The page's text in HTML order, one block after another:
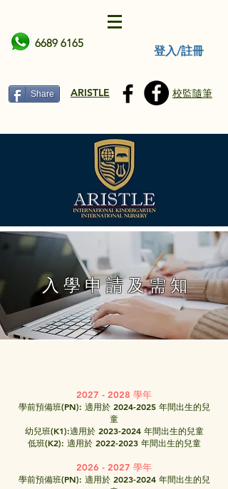
6689 6165
登入/註冊
Share ARISTLE 校監隨筆
入 學 申 請 及 需 知
2027 - 2028 學年
學前預備班(PN): 適用於 2024-2025年間出生的兒
童
幼兒班(K1):適用於 2023-2024 年間出生的兒童
低班(K2): 適用於 2022-2023 年間出生的兒童
2026 - 2027 學年
學前預備班(PN): 適用於 2023-2024年間出生的兒